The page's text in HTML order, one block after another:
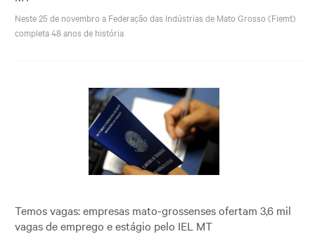
Neste 25 de novembro a Federação das Indústrias de Mato Grosso (Fiemt)
completa 48 anos de história
Temos vagas: empresas mato-grossenses ofertam 3,6 mil
vagas de emprego e estágio pelo IEL MT